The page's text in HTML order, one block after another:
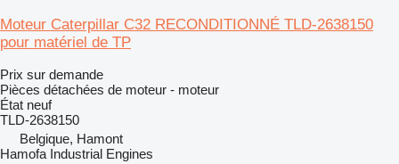
Moteur Caterpillar C32 RECONDITIONNÉ TLD-2638150
pour matériel de TP
Prix sur demande
Pièces détachées de moteur - moteur
État neuf
TLD-2638150
Belgique, Hamont
Hamofa Industrial Engines